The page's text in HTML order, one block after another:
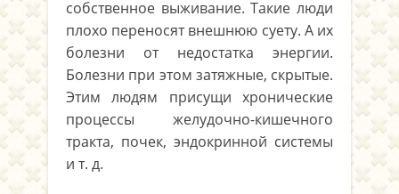
собствен­ное выживание. Такие люди
плохо переносят внешнюю суету. А их
болезни от недостатка энергии.
Болезни при этом затяжные, скрытые.
Этим людям присущи хронические
процессы желудочно-кишечного
тракта, почек, эндокринной системы
и т. д.